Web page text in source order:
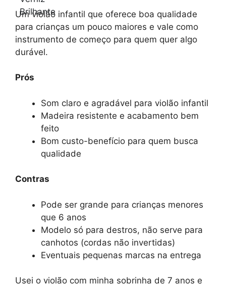
Um violão infantil que oferece boa qualidade
para crianças um pouco maiores e vale como
instrumento de começo para quem quer algo
durável.
Prós
Som claro e agradável para violão infantil
Madeira resistente e acabamento bem
feito
Bom custo-benefício para quem busca
qualidade
Contras
Pode ser grande para crianças menores
que 6 anos
Modelo só para destros, não serve para
canhotos (cordas não invertidas)
Eventuais pequenas marcas na entrega
Usei o violão com minha sobrinha de 7 anos e